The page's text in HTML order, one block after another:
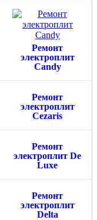
Ремонт
электроплит
Candy
Ремонт
электроплит
Cezaris
Ремонт
электроплит De
Luxe
Ремонт
электроплит
Delta